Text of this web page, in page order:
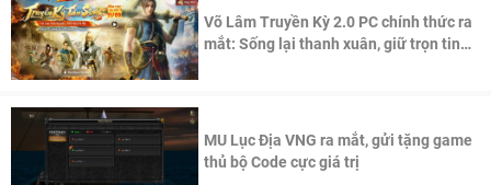
Võ Lâm Truyền Kỳ 2.0 PC chính thức ra
mắt: Sống lại thanh xuân, giữ trọn tinh
MU Lục Địa VNG ra mắt, gửi tặng game
thủ bộ Code cực giá trị